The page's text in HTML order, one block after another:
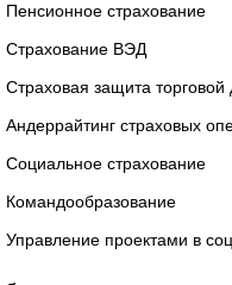
Пенсионное страхование
Страхование ВЭД
Страховая защита торговой
Андеррайтинг страховых
Социальное страхование
Командообразование
Управление проектами в